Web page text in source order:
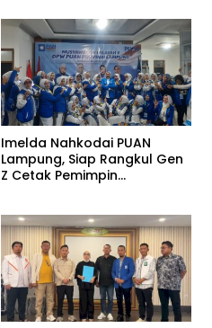
Imelda Nahkodai PUAN
Lampung, Siap Rangkul Gen
Z Cetak Pemimpin